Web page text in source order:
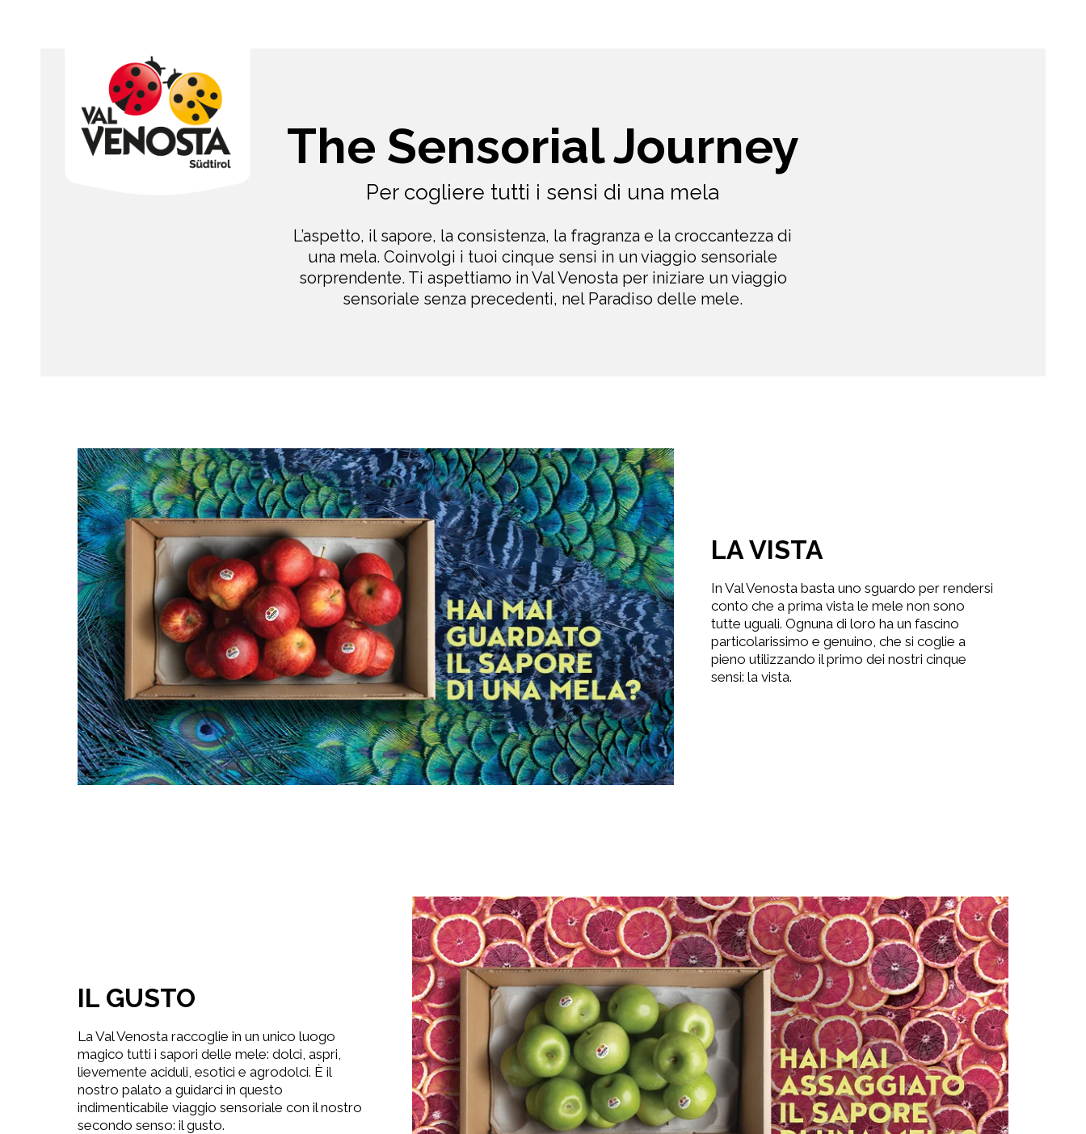
The Sensorial Journey
Per cogliere tutti i sensi di una mela
L’aspetto, il sapore, la consistenza, la fragranza e la croccantezza di
una mela. Coinvolgi i tuoi cinque sensi in un viaggio sensoriale
sorprendente. Ti aspettiamo in Val Venosta per iniziare un viaggio
sensoriale senza precedenti, nel Paradiso delle mele.
LA VISTA
In Val Venosta basta uno sguardo per rendersi
conto che a prima vista le mele non sono
tutte uguali. Ognuna di loro ha un fascino
particolarissimo e genuino, che si coglie a
pieno utilizzando il primo dei nostri cinque
sensi: la vista.
IL GUSTO
La Val Venosta raccoglie in un unico luogo
magico tutti i sapori delle mele: dolci, aspri,
lievemente aciduli, esotici e agrodolci. È il
nostro palato a guidarci in questo
indimenticabile viaggio sensoriale con il nostro
secondo senso: il gusto.